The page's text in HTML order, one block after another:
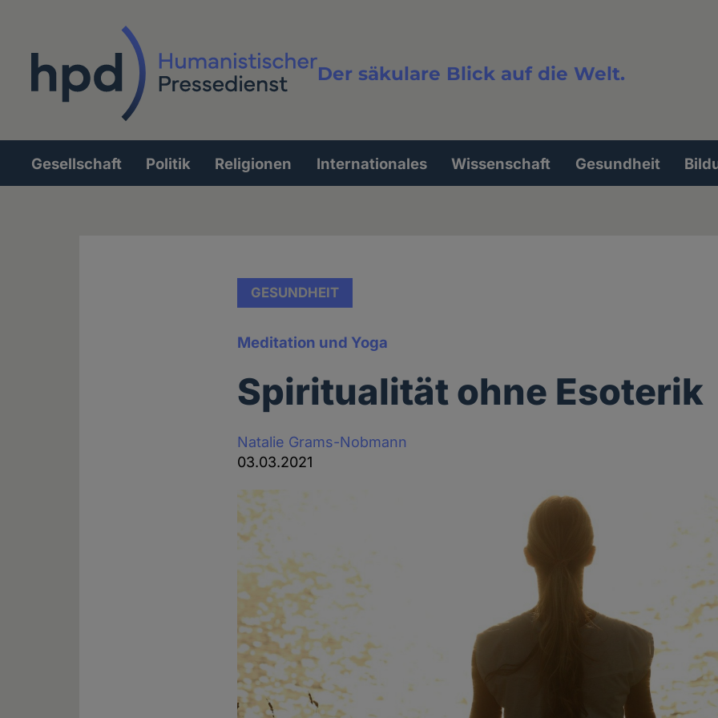
Der säkulare Blick auf die Welt.
Volltextsuche
Hauptnavigation
Gesellschaft Politik Religionen Internationales Wissenschaft Gesundheit
GESUNDHEIT
Meditation und Yoga
Spiritualität ohne Esoterik
Natalie Grams-Nobmann
03.03.2021